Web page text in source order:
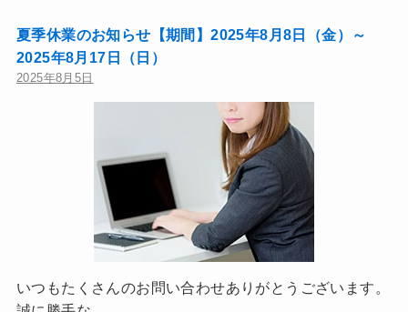
夏季休業のお知らせ【期間】2025年8月8日（金）～
2025年8月17日（日）
2025年8月5日
いつもたくさんのお問い合わせありがとうございます。